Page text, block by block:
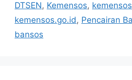
DTSEN, Kemensos,
kemensos.go.id, Pencairan
bansos